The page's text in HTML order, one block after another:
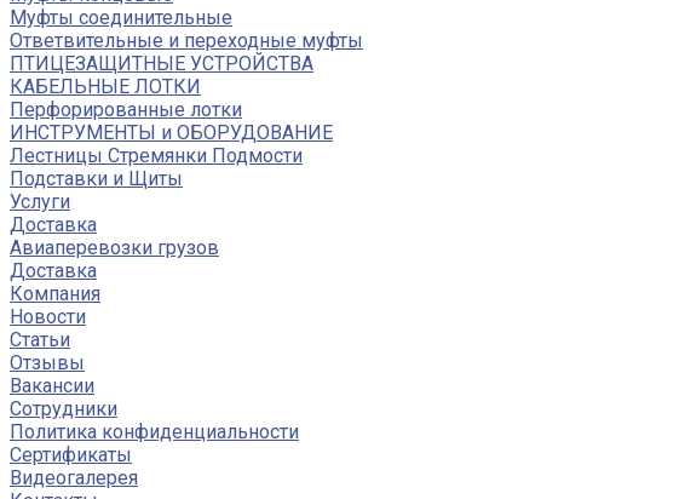
Муфты соединительные
Ответвительные и переходные муфты
ПТИЦЕЗАЩИТНЫЕ УСТРОЙСТВА
КАБЕЛЬНЫЕ ЛОТКИ
Перфорированные лотки
ИНСТРУМЕНТЫ и ОБОРУДОВАНИЕ
Лестницы Стремянки Подмости
Подставки и Щиты
Услуги
Доставка
Авиаперевозки грузов
Доставка
Компания
Новости
Статьи
Отзывы
Вакансии
Сотрудники
Политика конфиденциальности
Сертификаты
Видеогалерея